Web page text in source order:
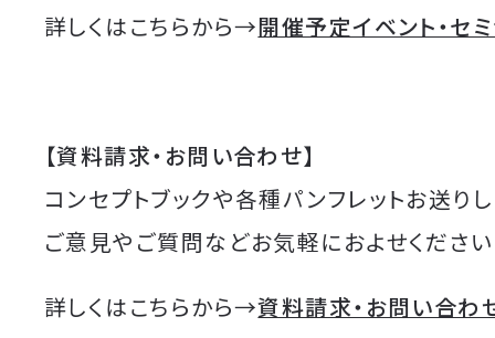
詳しくはこちらから→開催予定イベント・セ
【資料請求・お問い合わせ】
コンセプトブックや各種パンフレットお送りし
ご意見やご質問などお気軽におよせください
詳しくはこちらから→資料請求・お問い合わ